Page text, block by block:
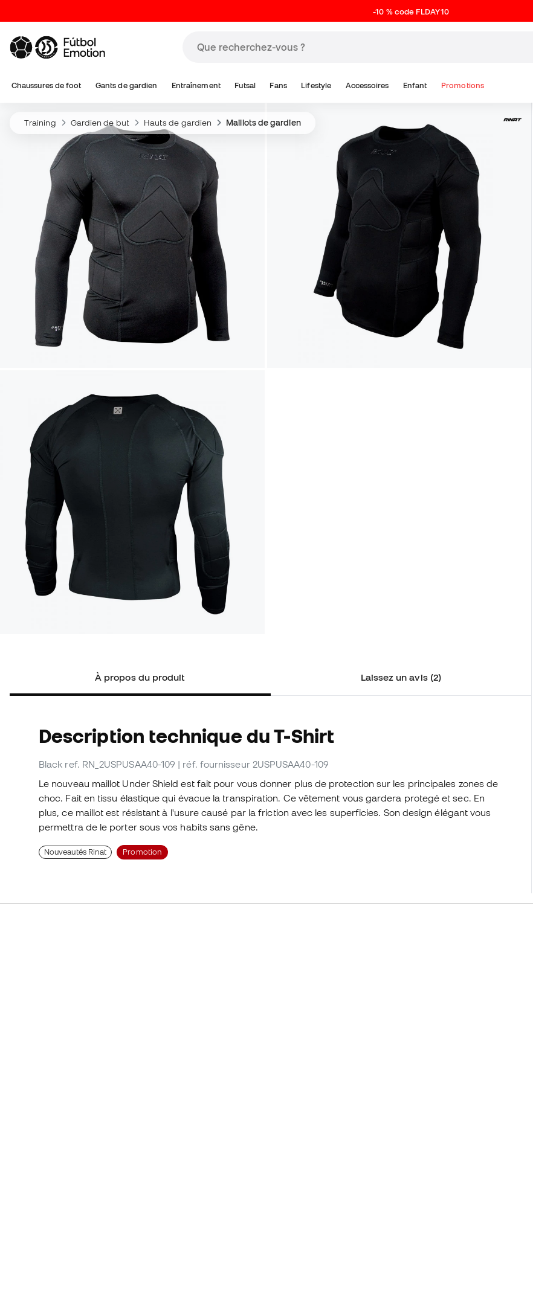
-10 % code FLDAY10
Chaussures de foot Gants de gardien Entraînement Futsal Fans Lifestyle Accessoires Enfant Promotions
Training Gardien de but Hauts de gardien Maillots de gardien
À propos du produit Laissez un avis (2)
Description technique du T-Shirt
Black ref. RN_2USPUSAA40-109 | réf. fournisseur 2USPUSAA40-109
Le nouveau maillot Under Shield est fait pour vous donner plus de protection sur les principales zones de
choc. Fait en tissu élastique qui évacue la transpiration. Ce vêtement vous gardera protegé et sec. En
plus, ce maillot est résistant à l'usure causé par la friction avec les superficies. Son design élégant vous
permettra de le porter sous vos habits sans gêne.
Nouveautés Rinat Promotion